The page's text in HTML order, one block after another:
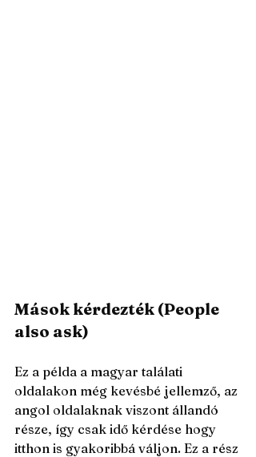
Mások kérdezték (People
also ask)
Ez a példa a magyar találati
oldalakon még kevésbé jellemző, az
angol oldalaknak viszont állandó
része, így csak idő kérdése hogy
itthon is gyakoribbá váljon. Ez a rész